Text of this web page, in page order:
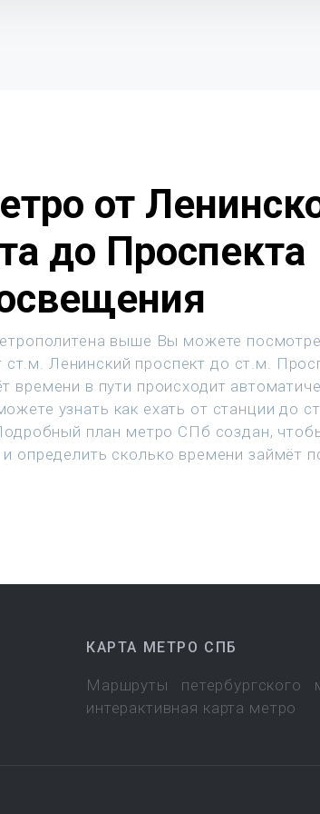
от
до Проспекта
выше Вы можете
ст.м. Ленинский проспект до ст.м.
времени в пути происходит
узнать как ехать от станции до
план метро СПб создан,
определить сколько времени займёт
КАРТА МЕТРО СПБ
Маршруты
интерактивная карта метро